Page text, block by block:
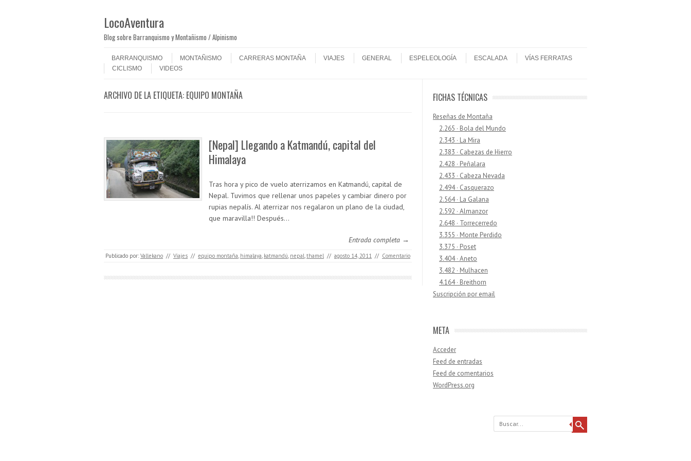
LocoAventura
Blog sobre Barranquismo y Montañismo / Alpinismo
Menú
BARRANQUISMO
MONTAÑISMO CARRERAS MONTAÑA VIAJES GENERAL ESPELEOLOGÍA ESCALADA
VÍAS FERRATAS
CICLISMO
VIDEOS
ARCHIVO DE LA ETIQUETA: EQUIPO MONTAÑA
[Nepal] Llegando a Katmandú, capital del
Himalaya
Tras hora y pico de vuelo aterrizamos en Katmandú, capital de
Nepal. Tuvimos que rellenar unos papeles y cambiar dinero por
rupias nepalís. Al aterrizar nos regalaron un plano de la ciudad,
que maravilla!! Después…
Entrada completa →
Publicado por: Vallekano // Viajes // equipo montaña, himalaya, katmandú, nepal,thamel // agosto 14, 2011 // Comentario
FICHAS TÉCNICAS
Reseñas de Montaña
2.265 · Bola del Mundo
2.343 · La Mira
2.383 · Cabezas de Hierro
2.428 · Peñalara
2.433 · Cabeza Nevada
2.494 · Casquerazo
2.564 · La Galana
2.592 · Almanzor
2.648 · Torrecerredo
3.355 · Monte Perdido
3.375 · Poset
3.404 · Aneto
3.482 · Mulhacen
4.164 · Breithorn
Suscripción por email
META
Acceder
Feed de entradas
Feed de comentarios
WordPress.org